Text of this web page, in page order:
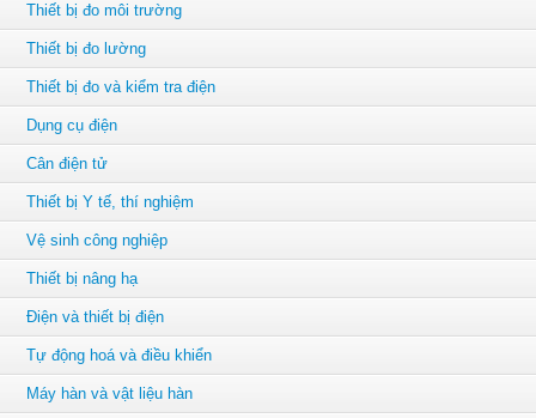
Thiết bị đo môi trường
Thiết bị đo lường
Thiết bị đo và kiểm tra điện
Dụng cụ điện
Cân điện tử
Thiết bị Y tế, thí nghiệm
Vệ sinh công nghiệp
Thiết bị nâng hạ
Điện và thiết bị điện
Tự động hoá và điều khiển
Máy hàn và vật liệu hàn